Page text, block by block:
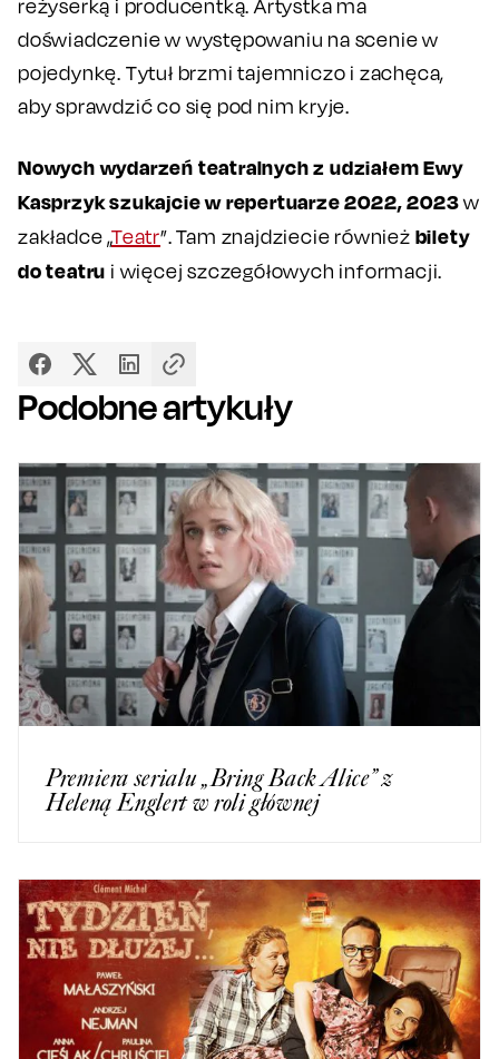
reżyserką i producentką. Artystka ma
doświadczenie w występowaniu na scenie w
pojedynkę. Tytuł brzmi tajemniczo i zachęca,
aby sprawdzić co się pod nim kryje.
Nowych wydarzeń teatralnych z udziałem Ewy
Kasprzyk szukajcie w repertuarze 2022, 2023w
zakładce „Teatr”. Tam znajdziecie również bilety
do teatru i więcej szczegółowych informacji.
Podobne artykuły
Premiera serialu „Bring Back Alice” z
Heleną Englert w roli głównej